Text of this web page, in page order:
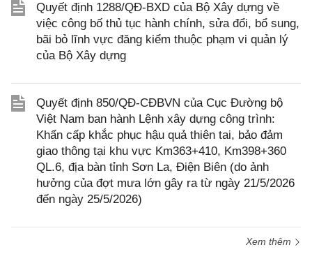
Quyết định 1288/QĐ-BXD của Bộ Xây dựng về
việc công bố thủ tục hành chính, sửa đổi, bổ sung,
bãi bỏ lĩnh vực đăng kiểm thuộc phạm vi quản lý
của Bộ Xây dựng
Quyết định 850/QĐ-CĐBVN của Cục Đường bộ
Việt Nam ban hành Lệnh xây dựng công trình:
Khẩn cấp khắc phục hậu quả thiên tai, bảo đảm
giao thông tại khu vực Km363+410, Km398+360
QL.6, địa bàn tỉnh Sơn La, Điện Biên (do ảnh
hưởng của đợt mưa lớn gây ra từ ngày 21/5/2026
đến ngày 25/5/2026)
Xem thêm